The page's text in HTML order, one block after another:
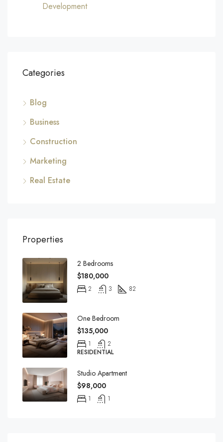
Development
Categories
Blog
Business
Construction
Marketing
Real Estate
Properties
2 Bedrooms
$180,000
2 3 82
One Bedroom
$135,000
1
2
RESIDENTIAL
Studio Apartment
$98,000
1 1